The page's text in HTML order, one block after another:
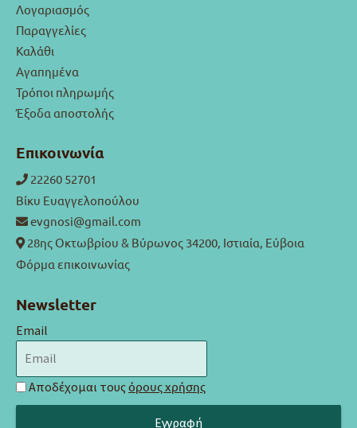
Λογαριασμός
Παραγγελίες
Καλάθι
Αγαπημένα
Τρόποι πληρωμής
Έξοδα αποστολής
Επικοινωνία
22260 52701
Βίκυ Ευαγγελοπούλου
evgnosi@gmail.com
28ης Οκτωβρίου & Βύρωνος 34200, Ιστιαία, Εύβοια
Φόρμα επικοινωνίας
Newsletter
Email
Αποδέχομαι τους όρους χρήσης